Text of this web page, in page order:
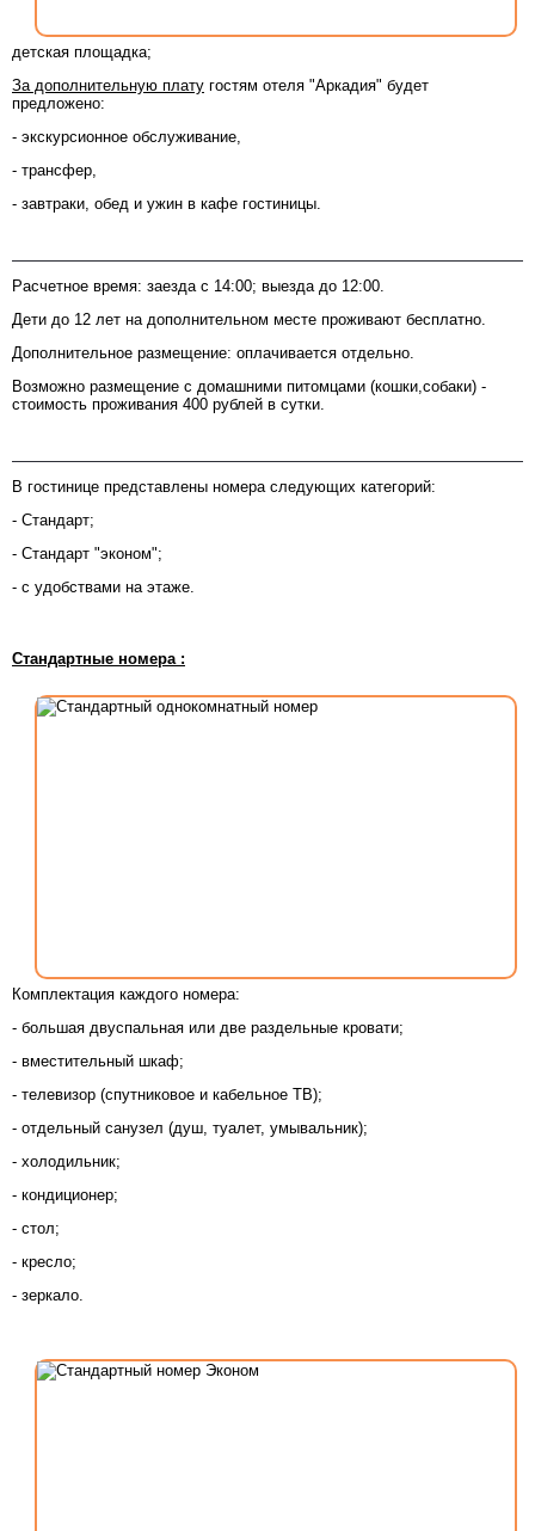
детская площадка;
За дополнительную плату гостям отеля "Аркадия" будет
предложено:
- экскурсионное обслуживание,
- трансфер,
- завтраки, обед и ужин в кафе гостиницы.
Расчетное время: заезда с 14:00; выезда до 12:00.
Дети до 12 лет на дополнительном месте проживают бесплатно.
Дополнительное размещение: оплачивается отдельно.
Возможно размещение с домашними питомцами (кошки,собаки) -
стоимость проживания 400 рублей в сутки.
В гостинице представлены номера следующих категорий:
- Стандарт;
- Стандарт "эконом";
- с удобствами на этаже.
Стандартные номера :
Комплектация каждого номера:
- большая двуспальная или две раздельные кровати;
- вместительный шкаф;
- телевизор (спутниковое и кабельное ТВ);
- отдельный санузел (душ, туалет, умывальник);
- холодильник;
- кондиционер;
- стол;
- кресло;
- зеркало.